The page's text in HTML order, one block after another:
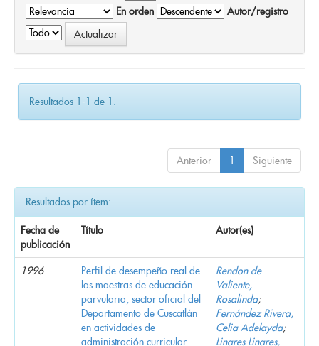
En orden
Autor/registro
Resultados 1-1 de 1.
Anterior 1 Siguiente
Resultados por ítem:
Fecha de
publicación
Título Autor(es)
1996
Perfil de desempeño real de
las maestras de educación
parvularia, sector oficial del
Departamento de Cuscatlán
en actividades de
administración curricular
Rendon de
Valiente,
Rosalinda;
Fernández Rivera,
Celia Adelayda;
Linares Linares,